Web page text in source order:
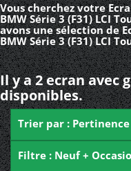
Vous cherchez votre
BMW Série 3 (F31) LCI
avons une sélection de
BMW Série 3 (F31) LCI
Il y a 2 ecran avec
disponibles.
Trier par : Pertinence
Filtre : Neuf +